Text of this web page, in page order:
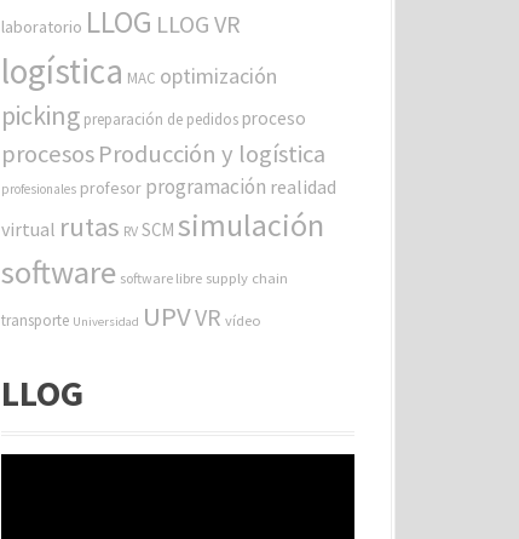
laboratorio LLOG LLOG VR
logística MAC optimización
picking preparación de pedidos proceso
procesosProducción y logística
profesionales profesor programación realidad
virtual rutas RV SCM simulación
software software libre supply chain
transporte Universidad UPVVR vídeo
LLOG